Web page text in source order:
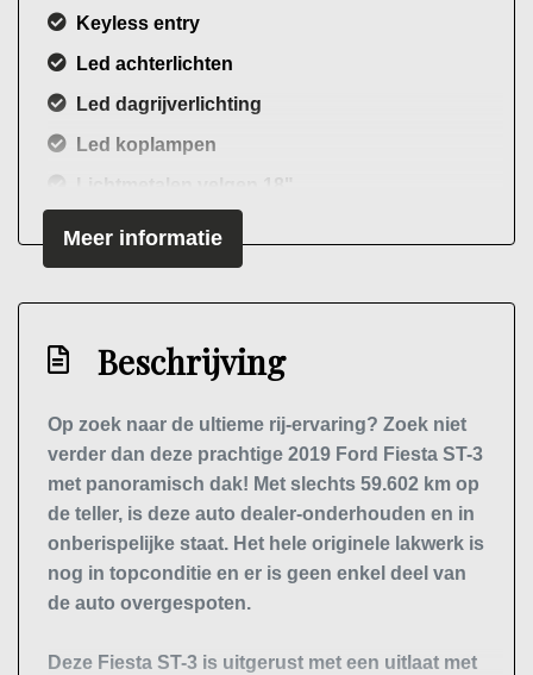
Keyless entry
Led achterlichten
Led dagrijverlichting
Led koplampen
Lichtmetalen velgen 18"
Metaalkleur
Mistlampen voor adaptief
Panoramadak
Parkeersensor achter
Sportonderstel
Verwarmde voorruit
Interieur
Achterbank in delen neerklapbaar
Airco automatisch
Armsteun voor
Meer informatie
Beschrijving
Op zoek naar de ultieme rij-ervaring? Zoek niet
verder dan deze prachtige 2019 Ford Fiesta ST-3
met panoramisch dak! Met slechts 59.602 km op
de teller, is deze auto dealer-onderhouden en in
onberispelijke staat. Het hele originele lakwerk is
nog in topconditie en er is geen enkel deel van
de auto overgespoten.
Deze Fiesta ST-3 is uitgerust met een uitlaat met